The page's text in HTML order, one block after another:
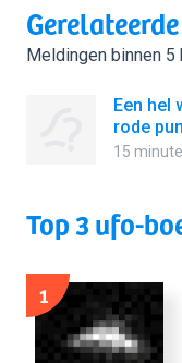
Meldingen binnen 5
Een hel
rode
15
Top 3 ufo-
1